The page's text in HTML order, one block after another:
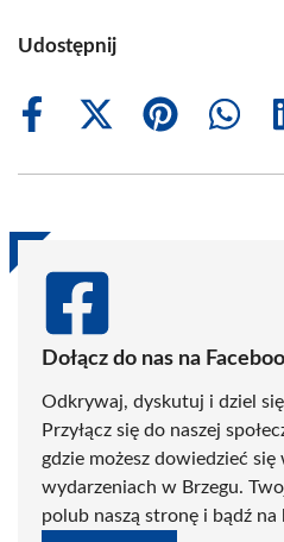
Udostępnij
Share
Share
(Twitter)
Share
Share
Dołącz do nas na
Odkrywaj, dyskutuj i dziel
Przyłącz się do naszej
gdzie możesz dowiedzieć
wydarzeniach w Brzegu.
polub naszą stronę i bądź na